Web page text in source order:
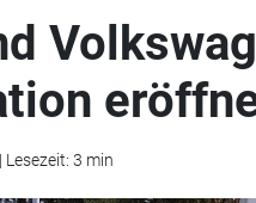
3 min